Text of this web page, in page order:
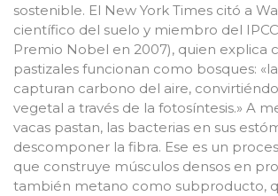
sostenible. El New York Times citó a
científico del suelo y miembro del
Premio Nobel en 2007), quien explica
pastizales funcionan como bosques:
capturan carbono del aire,
vegetal a través de la fotosíntesis.» A
vacas pastan, las bacterias en sus
descomponer la fibra. Ese es un
que construye músculos densos en
también metano como subproducto,